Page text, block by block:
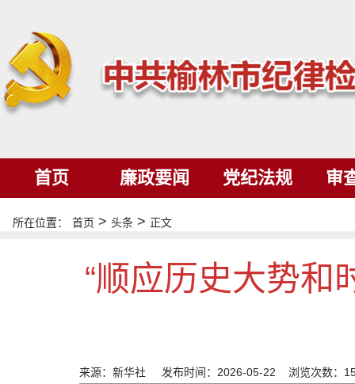
首页 廉政要闻 党纪法规 审
所在位置： 首页 > 头条 > 正文
“顺应历史大势
来源：新华社 发布时间：2026-05-22 浏览次数：